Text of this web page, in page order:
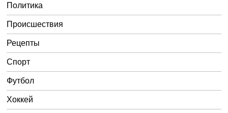
Политика
Происшествия
Рецепты
Спорт
Футбол
Хоккей